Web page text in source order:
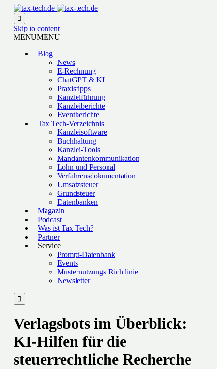

Skip to content
MENUMENU
Blog
News
E-Rechnung
ChatGPT & KI
Praxistipps
Kanzleiführung
Kanzleiberichte
Eventberichte
Tax Tech-Verzeichnis
Kanzleisoftware
Buchhaltung
Kanzlei-Tools
Mandantenkommunikation
Lohn und Personal
Verfahrensdokumentation
Umsatzsteuer
Grundsteuer
Datenbanken
Magazin
Podcast
Was ist Tax Tech?
Partner
Service
Prompt-Datenbank
Events
Musternutzungs-Richtlinie
Newsletter

Verlagsbots im Überblick:
KI-Hilfen für die
steuerrechtliche Recherche